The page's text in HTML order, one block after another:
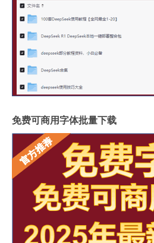
免费可商用字体批量下载